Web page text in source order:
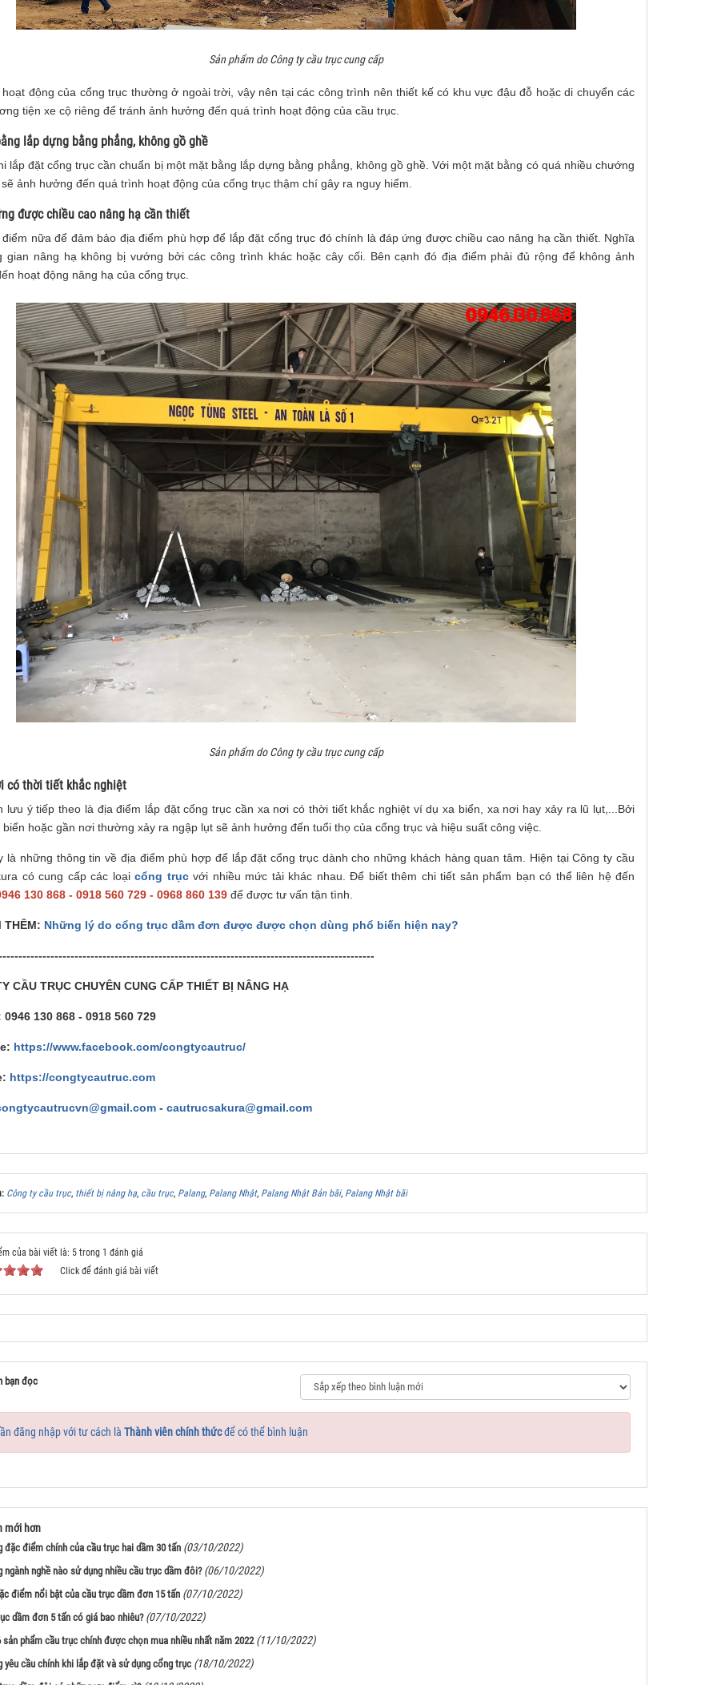
Sản phẩm do Công ty cầu trục cung cấp
hoạt động của cổng trục thường ở ngoài trời, vậy nên tại các công trình nên thiết kế có khu vực đậu đỗ hoặc di chuyển các
tiện xe cộ riêng để tránh ảnh hưởng đến quá trình hoạt động của cầu trục.
lắp dựng bằng phẳng, không gồ ghề
lắp đặt cổng trục cần chuẩn bị một mặt bằng lắp dựng bằng phẳng, không gồ ghề. Với một mặt bằng có quá nhiều chướng
ảnh hưởng đến quá trình hoạt động của cổng trục thậm chí gây ra nguy hiểm.
được chiều cao nâng hạ cần thiết
điểm nữa để đảm bảo địa điểm phù hợp để lắp đặt cổng trục đó chính là đáp ứng được chiều cao nâng hạ cần thiết. Nghĩa
gian nâng hạ không bị vướng bởi các công trình khác hoặc cây cối. Bên cạnh đó địa điểm phải đủ rộng để không ảnh
hoạt động nâng hạ của cổng trục.
Sản phẩm do Công ty cầu trục cung cấp
có thời tiết khắc nghiệt
lưu ý tiếp theo là địa điểm lắp đặt cổng trục cần xa nơi có thời tiết khắc nghiệt ví dụ xa biển, xa nơi hay xảy ra lũ lụt,...Bởi
hoặc gần nơi thường xảy ra ngập lụt sẽ ảnh hưởng đến tuổi thọ của cổng trục và hiệu suất công việc.
là những thông tin về địa điểm phù hợp để lắp đặt cổng trục dành cho những khách hàng quan tâm. Hiện tại Công ty cầu
có cung cấp các loại cổng trục với nhiều mức tải khác nhau. Để biết thêm chi tiết sản phẩm bạn có thể liên hệ đến
130 868 - 0918 560 729 - 0968 860 139để được tư vấn tận tình.
THÊM: Những lý do cổng trục dầm đơn được được chọn dùng phổ biến hiện nay?
CẦU TRỤC CHUYÊN CUNG CẤP THIẾT BỊ NÂNG HẠ
130 868 - 0918 560 729
https://www.facebook.com/congtycautruc/
https://congtycautruc.com
- cautrucsakura@gmail.com
Công ty cầu trục, thiết bị nâng hạ, cầu trục, Palang, Palang Nhật, Palang Nhật Bản bãi, Palang Nhật bãi
của bài viết là: 5 trong 1 đánh giá
Click để đánh giá bài viết
bạn đọc
đăng nhập với tư cách là Thành viên chính thứcđể có thể bình luận
mới hơn
đặc điểm chính của cầu trục hai dầm 30 tấn (03/10/2022)
ngành nghề nào sử dụng nhiều cầu trục dầm đôi? (06/10/2022)
điểm nổi bật của cầu trục dầm đơn 15 tấn (07/10/2022)
dầm đơn 5 tấn có giá bao nhiêu? (07/10/2022)
sản phẩm cầu trục chính được chọn mua nhiều nhất năm 2022 (11/10/2022)
yêu cầu chính khi lắp đặt và sử dụng cổng trục (18/10/2022)